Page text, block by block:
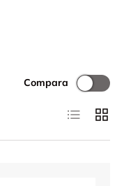
Compara
Lista Tabel